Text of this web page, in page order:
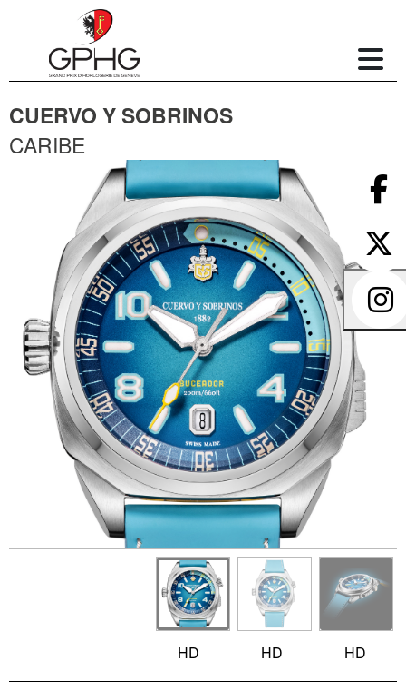
CUERVO Y SOBRINOS
CARIBE
HD HD HD